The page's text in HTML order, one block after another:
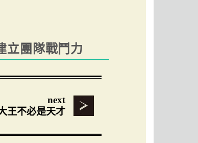
立團隊戰鬥力
next
王不必是天才